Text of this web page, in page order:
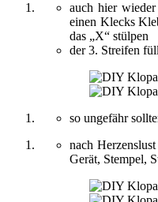
auch hier
einen Klecks
das „X“ stülpen
der 3. Streifen
so ungefähr
nach
Gerät, Stempel,